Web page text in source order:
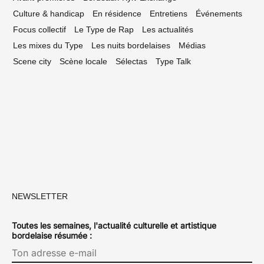
Culture & handicap
En résidence Entretiens
Événements
Focus collectif
Le Type de Rap
Les actualités
Les mixes du Type
Les nuits bordelaises
Médias
Scene city
Scène locale Sélectas Type Talk
NEWSLETTER
Toutes les semaines, l'actualité culturelle et artistique
bordelaise résumée :